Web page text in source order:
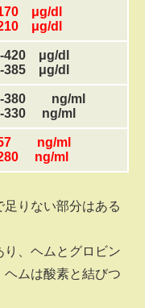
μg/dl
μg/dl
μg/dl
μg/dl
380 ng/ml
330 ng/ml
ng/ml
ng/ml
りない部分はある
、ヘムとグロビン
ヘムは酸素と結びつ